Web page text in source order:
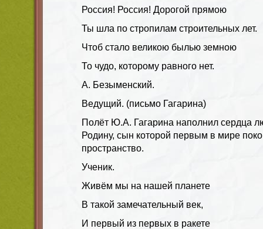
Россия! Россия! Дорогой прямою
Ты шла по стропилам строительных лет.
Чтоб стало великою былью земною
То чудо, которому равного нет.
А. Безыменский.
Ведущий. (письмо Гагарина)
Полёт Ю.А. Гагарина наполнил сердца
Родину, сын которой первым в мире
пространство.
Ученик.
Живём мы на нашей планете
В такой замечательный век,
И первый из первых в ракете